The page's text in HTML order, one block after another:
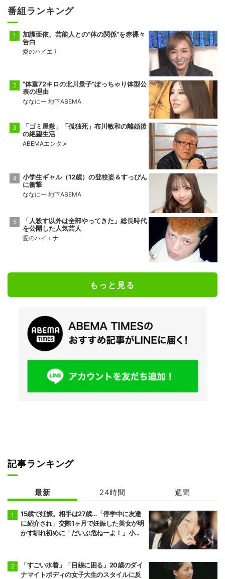
番組ランキング
加護亜依、芸能人との“体の関係”を赤裸々
告白
愛のハイエナ
“体重72キロの北川景子”ぽっちゃり体型公
表の理由
ななにー 地下ABEMA
「ゴミ屋敷」「孤独死」布川敏和の離婚後
の絶望生活
ABEMAエンタメ
小学生ギャル（12歳）の登校姿＆すっぴん
に衝撃
ななにー 地下ABEMA
「人殺す以外は全部やってきた」総長時代
を公開した人気芸人
愛のハイエナ
もっと見る
記事ランキング
最新 24時間 週間
15歳で妊娠。相手は27歳…「停学中に友達
に紹介され」交際1ヶ月で妊娠した美女が明
かす馴れ初めに「だいぶ危ねーよ！」小森
「すごい水着」「目線に困る」20歳のダイ
ナマイトボディの女子大生のスタイルに反